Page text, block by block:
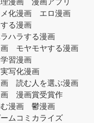
化漫画
エロ漫画
る漫画
ハラする漫画
モヤモヤする漫画
学習漫画
実写化漫画
読む人を選ぶ漫画
漫画賞受賞作
漫画
鬱漫画
ムコミカライズ